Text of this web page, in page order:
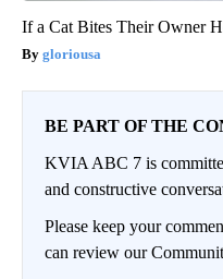
If a Cat Bites Their Owner
gloriousa
BE PART OF THE
KVIA ABC 7 is
and constructive
Please keep your
can review our